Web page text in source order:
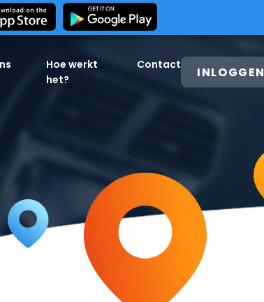
Hoe werkt
het?
Contact INLOGGEN